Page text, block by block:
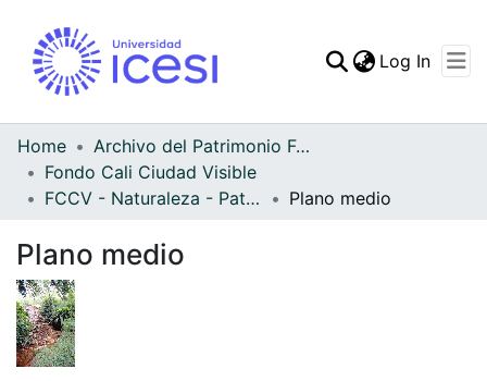
Log In
Home
Archivo del Patrimonio Fotográfico y Fílmico del Valle del Cauca
Fondo Cali Ciudad Visible
FCCV - Naturaleza - Patrimonial
Plano medio
Plano medio